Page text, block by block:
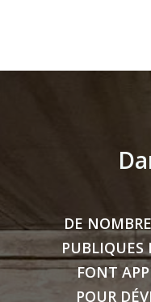
DE
PUBLIQUES
FONT
POUR